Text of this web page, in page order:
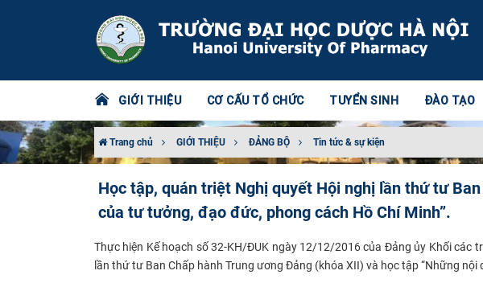
GIỚI THIỆU CƠ CẤU TỔ CHỨC TUYỂN SINH ĐÀO TẠO
Trang chủ GIỚI THIỆU ĐẢNG BỘ Tin tức & sự kiện
Học tập, quán triệt Nghị quyết Hội nghị lần thứ tư
của tư tưởng, đạo đức, phong cách Hồ Chí Minh”.
Thực hiện Kế hoạch số 32-KH/ĐUK ngày 12/12/2016 của Đảng ủy Khối các
lần thứ tư Ban Chấp hành Trung ương Đảng (khóa XII) và học tập “Những